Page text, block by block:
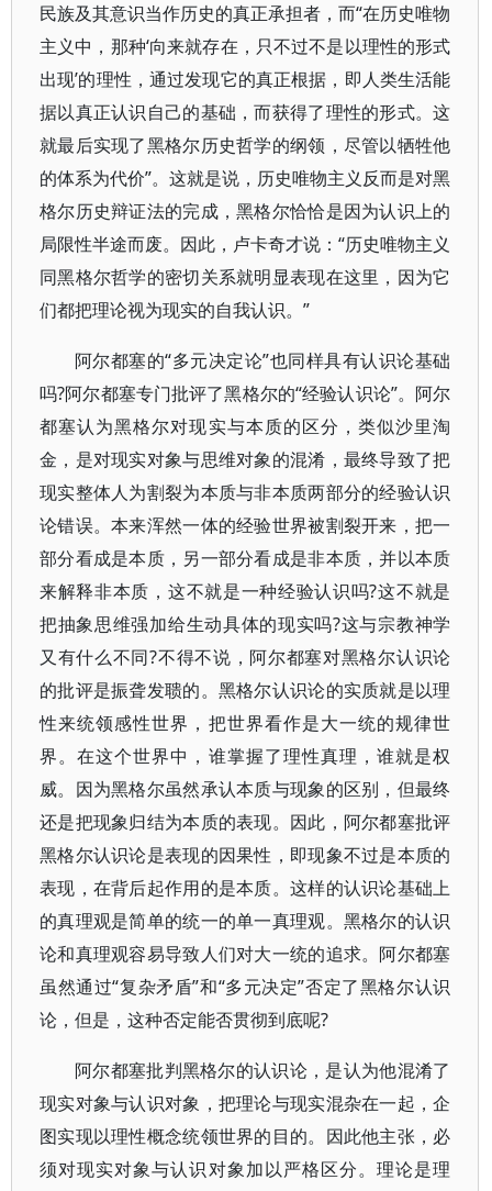
民族及其意识当作历史的真正承担者，而“在历史唯物
主义中，那种‘向来就存在，只不过不是以理性的形式
出现’的理性，通过发现它的真正根据，即人类生活能
据以真正认识自己的基础，而获得了理性的形式。这
就最后实现了黑格尔历史哲学的纲领，尽管以牺牲他
的体系为代价”。这就是说，历史唯物主义反而是对黑
格尔历史辩证法的完成，黑格尔恰恰是因为认识上的
局限性半途而废。因此，卢卡奇才说：“历史唯物主义
同黑格尔哲学的密切关系就明显表现在这里，因为它
们都把理论视为现实的自我认识。”
阿尔都塞的“多元决定论”也同样具有认识论基础
吗?阿尔都塞专门批评了黑格尔的“经验认识论”。阿尔
都塞认为黑格尔对现实与本质的区分，类似沙里淘
金，是对现实对象与思维对象的混淆，最终导致了把
现实整体人为割裂为本质与非本质两部分的经验认识
论错误。本来浑然一体的经验世界被割裂开来，把一
部分看成是本质，另一部分看成是非本质，并以本质
来解释非本质，这不就是一种经验认识吗?这不就是
把抽象思维强加给生动具体的现实吗?这与宗教神学
又有什么不同?不得不说，阿尔都塞对黑格尔认识论
的批评是振聋发聩的。黑格尔认识论的实质就是以理
性来统领感性世界，把世界看作是大一统的规律世
界。在这个世界中，谁掌握了理性真理，谁就是权
威。因为黑格尔虽然承认本质与现象的区别，但最终
还是把现象归结为本质的表现。因此，阿尔都塞批评
黑格尔认识论是表现的因果性，即现象不过是本质的
表现，在背后起作用的是本质。这样的认识论基础上
的真理观是简单的统一的单一真理观。黑格尔的认识
论和真理观容易导致人们对大一统的追求。阿尔都塞
虽然通过“复杂矛盾”和“多元决定”否定了黑格尔认识
论，但是，这种否定能否贯彻到底呢?
阿尔都塞批判黑格尔的认识论，是认为他混淆了
现实对象与认识对象，把理论与现实混杂在一起，企
图实现以理性概念统领世界的目的。因此他主张，必
须对现实对象与认识对象加以严格区分。理论是理